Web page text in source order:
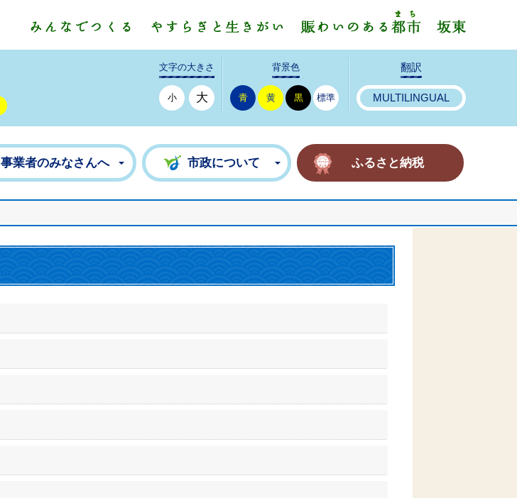
文字の大きさ
小 大
背景色
青 黄 黒 標準
翻訳
MULTILINGUAL
事業者のみなさんへ 市政について ふるさと納税